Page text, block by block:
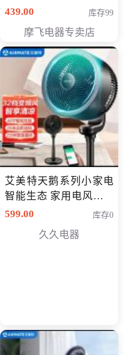
元
439.00 库存99
摩飞电器专卖店
艾美特天鹅系列小家电
智能生态 家用电风扇直
流变频节能轻音空气循
鹅，白天鹅智能)
599.00 库存0
久久电器